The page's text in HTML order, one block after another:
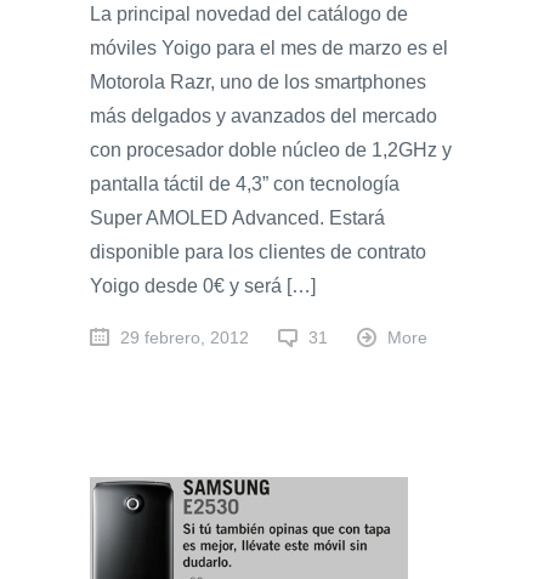
La principal novedad del catálogo de
móviles Yoigo para el mes de marzo es el
Motorola Razr, uno de los smartphones
más delgados y avanzados del mercado
con procesador doble núcleo de 1,2GHz y
pantalla táctil de 4,3” con tecnología
Super AMOLED Advanced. Estará
disponible para los clientes de contrato
Yoigo desde 0€ y será […]
29 febrero, 2012 31 More